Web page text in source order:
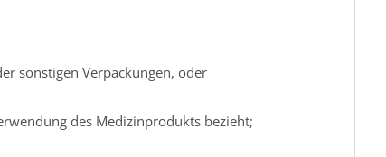
sonstigen Verpackungen, oder
des Medizinprodukts bezieht;